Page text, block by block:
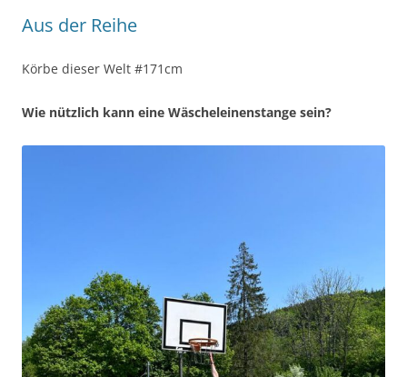
Aus der Reihe
Körbe dieser Welt #171cm
Wie nützlich kann eine Wäscheleinenstange sein?